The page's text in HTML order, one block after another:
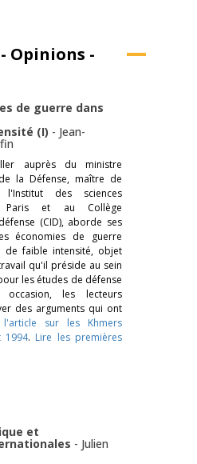
Opinions -
de guerre dans
(I) - Jean-
auprès du ministre
la Défense, maître de
l'Institut des sciences
Paris et au Collège
(CID), aborde ses
économies de guerre
de faible intensité, objet
qu'il préside au sein
les études de défense
occasion, les lecteurs
des arguments qui ont
l'article sur les Khmers
1994. Lire les premières
et
- Julien